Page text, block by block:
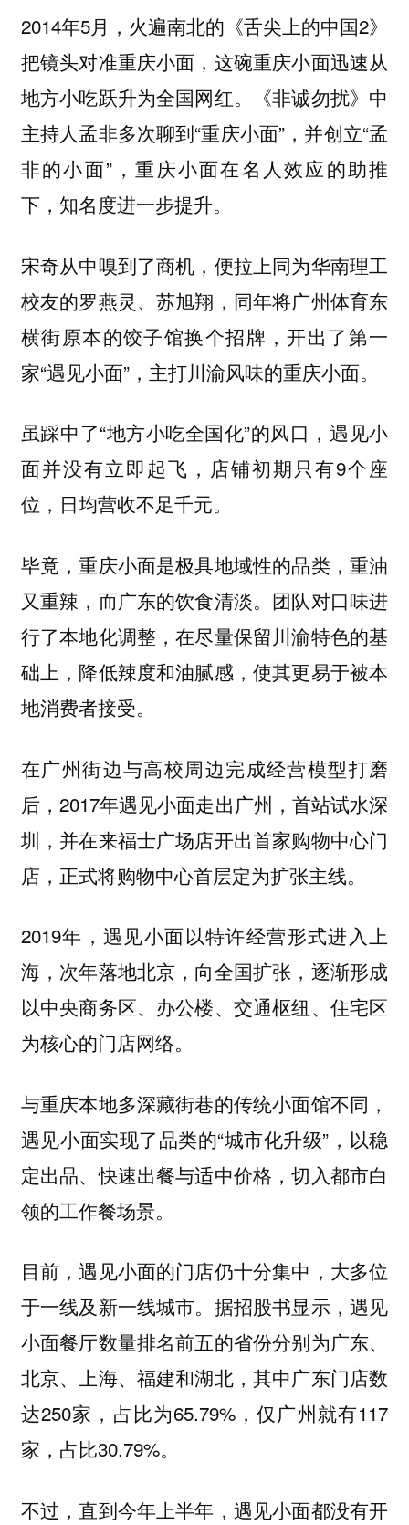
2014年5月，火遍南北的《舌尖上的中国2》
把镜头对准重庆小面，这碗重庆小面迅速从
地方小吃跃升为全国网红。《非诚勿扰》中
主持人孟非多次聊到“重庆小面”，并创立“孟
非的小面”，重庆小面在名人效应的助推
下，知名度进一步提升。
宋奇从中嗅到了商机，便拉上同为华南理工
校友的罗燕灵、苏旭翔，同年将广州体育东
横街原本的饺子馆换个招牌，开出了第一
家“遇见小面”，主打川渝风味的重庆小面。
虽踩中了“地方小吃全国化”的风口，遇见小
面并没有立即起飞，店铺初期只有9个座
位，日均营收不足千元。
毕竟，重庆小面是极具地域性的品类，重油
又重辣，而广东的饮食清淡。团队对口味进
行了本地化调整，在尽量保留川渝特色的基
础上，降低辣度和油腻感，使其更易于被本
地消费者接受。
在广州街边与高校周边完成经营模型打磨
后，2017年遇见小面走出广州，首站试水深
圳，并在来福士广场店开出首家购物中心门
店，正式将购物中心首层定为扩张主线。
2019年，遇见小面以特许经营形式进入上
海，次年落地北京，向全国扩张，逐渐形成
以中央商务区、办公楼、交通枢纽、住宅区
为核心的门店网络。
与重庆本地多深藏街巷的传统小面馆不同，
遇见小面实现了品类的“城市化升级”，以稳
定出品、快速出餐与适中价格，切入都市白
领的工作餐场景。
目前，遇见小面的门店仍十分集中，大多位
于一线及新一线城市。据招股书显示，遇见
小面餐厅数量排名前五的省份分别为广东、
北京、上海、福建和湖北，其中广东门店数
达250家，占比为65.79%，仅广州就有117
家，占比30.79%。
不过，直到今年上半年，遇见小面都没有开